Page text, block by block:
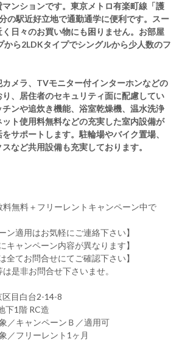
ンションです。東京メトロ有楽町線「護
の駅近好立地で通勤通学に便利です。スー
日々のお買い物にも困りません。お部屋
から2LDKタイプでシングルから少人数のフ
メラ、TVモニター付インターホンなどの
、居住者のセキュリティ面に配慮してい
チンや追炊き機能、浴室乾燥機、温水洗浄
ト使用料無料などの充実した室内設備が
サポートします。駐輪場やバイク置場、
など共用設備も充実しております。
料無料＋ フリーレント キャンペーン中で
ン適用はお気軽にご連絡下さい】
キャンペーン内容が異なります】
全てお問合せにてご確認下さい】
是非お問合せ下さいませ。
目白台2-14-8
1階 RC造
／キャンペーンＢ／適用可
／フリーレント1ヶ月